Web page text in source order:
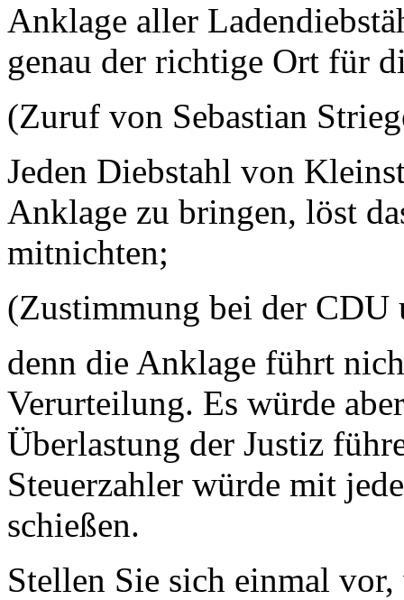
Anklage aller
genau der richtige Ort für
(Zuruf von Sebastian
Jeden Diebstahl von
Anklage zu bringen, löst
mitnichten;
(Zustimmung bei der
denn die Anklage führt
Verurteilung. Es würde
Überlastung der Justiz
Steuerzahler würde mit
schießen.
Stellen Sie sich einmal